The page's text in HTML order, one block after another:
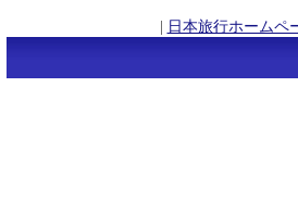
| 日本旅行ホームペ